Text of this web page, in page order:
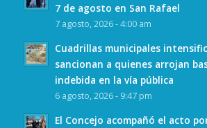
7 de agosto en San Rafael
7 agosto, 2026 - 4:00 am
Cuadrillas municipales
sancionan a quienes arrojan
indebida en la vía pública
6 agosto, 2026 - 9:47 pm
El Concejo acompañó el acto